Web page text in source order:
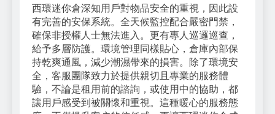
西環迷你倉深知用戶對物品安全的重視，因此設
有完善的安保系統。全天候監控配合嚴密門禁，
確保非授權人士無法進入。更有專人巡邏巡查，
給予多層防護。環境管理同樣貼心，倉庫內部保
持乾爽通風，減少潮濕帶來的損害。除了環境安
全，客服團隊致力於提供親切且專業的服務體
驗，不論是租用前的諮詢，或使用中的協助，都
讓用戶感受到被關懷和重視。這種暖心的服務態